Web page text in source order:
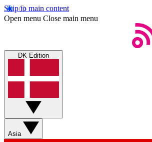
Skip to main content
Open menu Close main menu
DK Edition
Asia